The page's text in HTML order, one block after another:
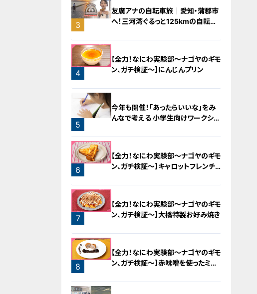
3
友廣アナの自転車旅｜愛知・蒲郡市
へ！三河湾ぐるっと125kmの自転車
4
【全力！なにわ実験部～ナゴヤのギモ
ン、ガチ検証～】にんじんプリン
5
今年も開催！「あったらいいな」をみ
んなで考える 小学生向けワークショ
6
【全力！なにわ実験部～ナゴヤのギモ
ン、ガチ検証～】キャロットフレンチ
7
【全力！なにわ実験部～ナゴヤのギモ
ン、ガチ検証～】大橋特製お好み焼き
8
【全力！なにわ実験部～ナゴヤのギモ
ン、ガチ検証～】赤味噌を使ったミル